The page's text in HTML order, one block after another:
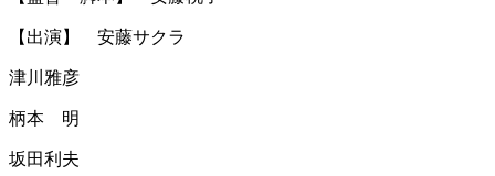
【出演】 安藤サクラ
津川雅彦
柄本 明
坂田利夫